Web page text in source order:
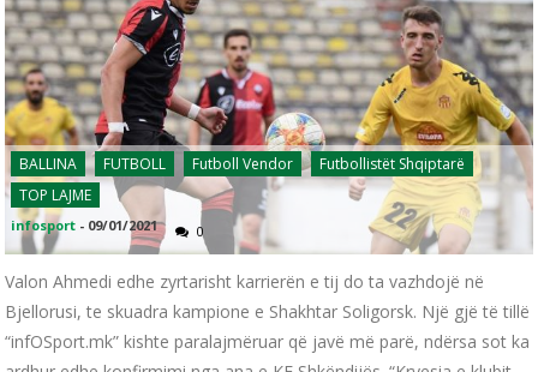
BALLINA FUTBOLL Futboll Vendor
Futbollistët Shqiptarë
TOP LAJME
infosport - 09/01/2021 0
Valon Ahmedi edhe zyrtarisht karrierën e tij do ta vazhdojë në
Bjellorusi, te skuadra kampione e Shakhtar Soligorsk. Një gjë të tillë
“infOSport.mk” kishte paralajmëruar që javë më parë, ndërsa sot ka